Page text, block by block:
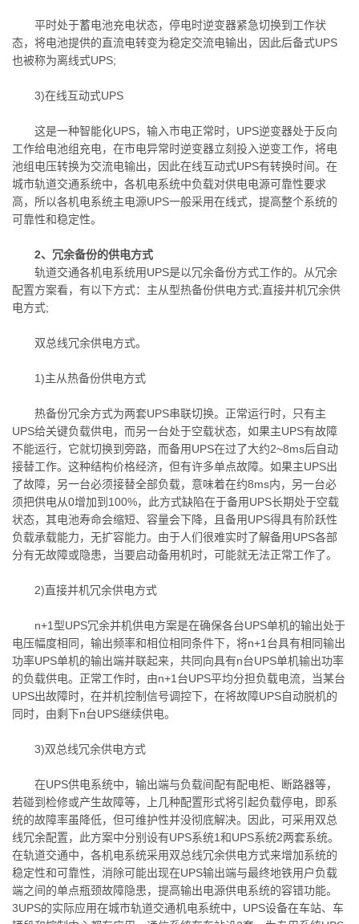
平时处于蓄电池充电状态，停电时逆变器紧急切换到工作状
态，将电池提供的直流电转变为稳定交流电输出，因此后备式UPS
也被称为离线式UPS;
3)在线互动式UPS
这是一种智能化UPS，输入市电正常时，UPS逆变器处于反向
工作给电池组充电，在市电异常时逆变器立刻投入逆变工作，将电
池组电压转换为交流电输出，因此在线互动式UPS有转换时间。在
城市轨道交通系统中，各机电系统中负载对供电电源可靠性要求
高，所以各机电系统主电源UPS一般采用在线式，提高整个系统的
可靠性和稳定性。
2、冗余备份的供电方式
轨道交通各机电系统用UPS是以冗余备份方式工作的。从冗余
配置方案看，有以下方式：主从型热备份供电方式;直接并机冗余供
电方式;
双总线冗余供电方式。
1)主从热备份供电方式
热备份冗余方式为两套UPS串联切换。正常运行时，只有主
UPS给关键负载供电，而另一台处于空载状态，如果主UPS有故障
不能运行，它就切换到旁路，而备用UPS在过了大约2~8ms后自动
接替工作。这种结构价格经济，但有许多单点故障。如果主UPS出
了故障，另一台必须接替全部负载，意味着在约8ms内，另一台必
须把供电从0增加到100%，此方式缺陷在于备用UPS长期处于空载
状态，其电池寿命会缩短、容量会下降，且备用UPS得具有阶跃性
负载承载能力，无扩容能力。由于人们很难实时了解备用UPS各部
分有无故障或隐患，当要启动备用机时，可能就无法正常工作了。
2)直接并机冗余供电方式
n+1型UPS冗余并机供电方案是在确保各台UPS单机的输出处于
电压幅度相同，输出频率和相位相同条件下，将n+1台具有相同输出
功率UPS单机的输出端并联起来，共同向具有n台UPS单机输出功率
的负载供电。正常工作时，由n+1台UPS平均分担负载电流，当某台
UPS出故障时，在并机控制信号调控下，在将故障UPS自动脱机的
同时，由剩下n台UPS继续供电。
3)双总线冗余供电方式
在UPS供电系统中，输出端与负载间配有配电柜、断路器等，
若碰到检修或产生故障等，上几种配置形式将引起负载停电，即系
统的故障率虽降低，但可维护性并没彻底解决。因此，可采用双总
线冗余配置，此方案中分别设有UPS系统1和UPS系统2两套系统。
在轨道交通中，各机电系统采用双总线冗余供电方式来增加系统的
稳定性和可靠性，消除可能出现在UPS输出端与最终地铁用户负载
端之间的单点瓶颈故障隐患，提高输出电源供电系统的容错功能。
3UPS的实际应用在城市轨道交通机电系统中，UPS设备在车站、车